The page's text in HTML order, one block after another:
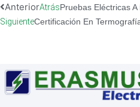
AnteriorAtrásPruebas Eléctricas
SiguienteCertificación En